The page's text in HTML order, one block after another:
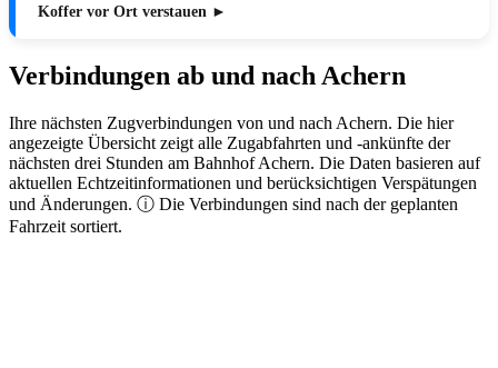
Koffer vor Ort verstauen ►
Verbindungen ab und nach Achern
Ihre nächsten Zugverbindungen von und nach Achern. Die hier
angezeigte Übersicht zeigt alle Zugabfahrten und -ankünfte der
nächsten drei Stunden am Bahnhof Achern. Die Daten basieren auf
aktuellen Echtzeitinformationen und berücksichtigen Verspätungen
und Änderungen. ⓘ Die Verbindungen sind nach der geplanten
Fahrzeit sortiert.